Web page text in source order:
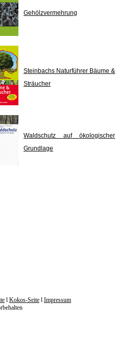
Gehölzvermehrung
Steinbachs Naturführer Bäume &
Sträucher
Waldschutz auf ökologischer
Grundlage
l Kokos-Seite l Impressum